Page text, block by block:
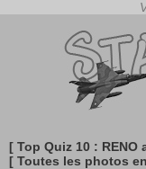
[ Top Quiz 10 : RENO
[ Toutes les photos